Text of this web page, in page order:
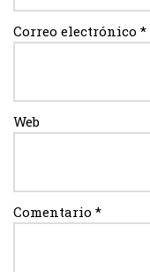
Correo electrónico *
Web
Comentario *